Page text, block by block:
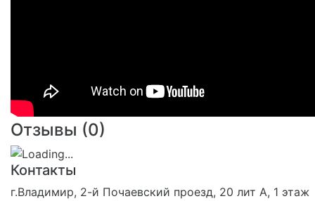
Отзывы (0)
Контакты
г.Владимир, 2-й Почаевский проезд, 20 лит А, 1 этаж